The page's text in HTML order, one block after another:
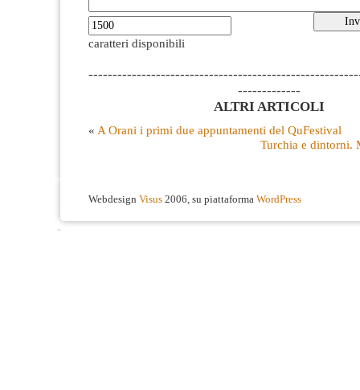
caratteri disponibili
-------------
ALTRI ARTICOLI
« A Orani i primi due appuntamenti del QuFestival
Turchia e dintorni.
Webdesign Visus 2006, su piattaforma WordPress